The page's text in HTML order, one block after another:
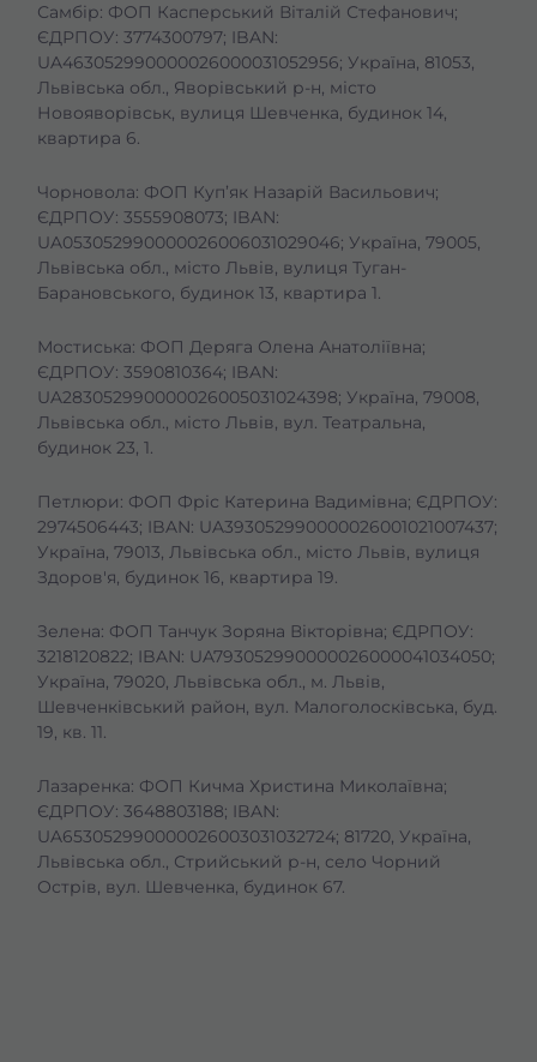
Самбір: ФОП Касперський Віталій Стефанович;
ЄДРПОУ: 3774300797; IBAN:
UA463052990000026000031052956; Україна, 81053,
Львівська обл., Яворівський р-н, місто
Новояворівськ, вулиця Шевченка, будинок 14,
квартира 6.
Чорновола: ФОП Куп’як Назарій Васильович;
ЄДРПОУ: 3555908073; IBAN:
UA053052990000026006031029046; Україна, 79005,
Львівська обл., місто Львів, вулиця Туган-
Барановського, будинок 13, квартира 1.
Мостиська: ФОП Деряга Олена Анатоліївна;
ЄДРПОУ: 3590810364; IBAN:
UA283052990000026005031024398; Україна, 79008,
Львівська обл., місто Львів, вул. Театральна,
будинок 23, 1.
Петлюри: ФОП Фріс Катерина Вадимівна; ЄДРПОУ:
2974506443; IBAN: UA393052990000026001021007437;
Україна, 79013, Львівська обл., місто Львів, вулиця
Здоров'я, будинок 16, квартира 19.
Зелена: ФОП Танчук Зоряна Вікторівна; ЄДРПОУ:
3218120822; IBAN: UA793052990000026000041034050;
Україна, 79020, Львівська обл., м. Львів,
Шевченківський район, вул. Малоголосківська, буд.
19, кв. 11.
Лазаренка: ФОП Кичма Христина Миколаївна;
ЄДРПОУ: 3648803188; IBAN:
UA653052990000026003031032724; 81720, Україна,
Львівська обл., Стрийський р-н, село Чорний
Острів, вул. Шевченка, будинок 67.